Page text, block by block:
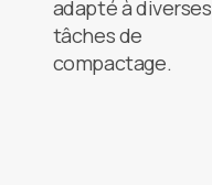
adapté à diverses
tâches de
compactage.